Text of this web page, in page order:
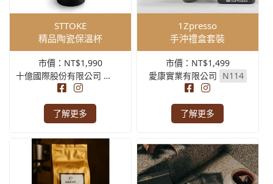
STTOKE
精品陶瓷保溫杯
市價：NT$1,990
十億國際股份有限公司N514
了解更多
1Zpresso
手沖禮盒套裝
市價：NT$1,499
愛康實業有限公司 N114
了解更多